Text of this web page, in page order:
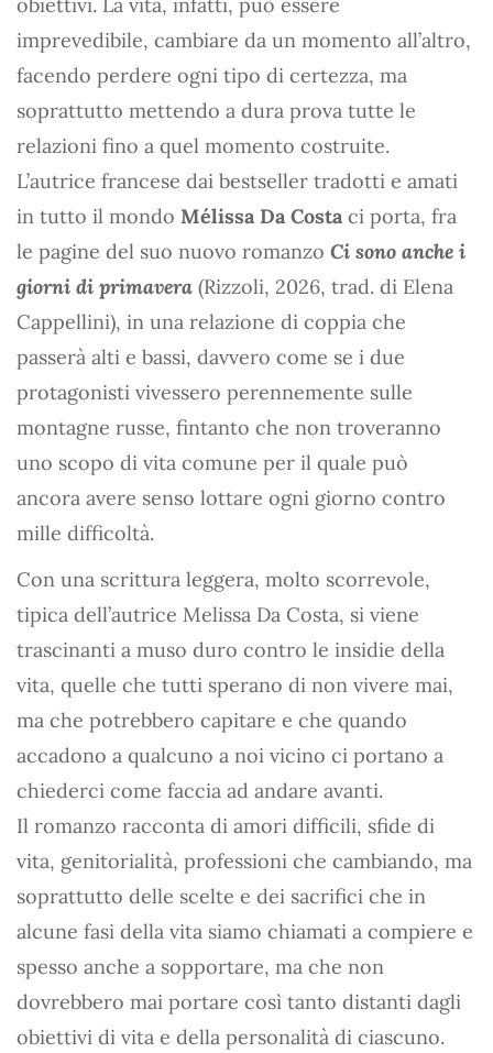
imprevedibile, cambiare da un momento all’altro,
facendo perdere ogni tipo di certezza, ma
soprattutto mettendo a dura prova tutte le
relazioni fino a quel momento costruite.
L’autrice francese dai bestseller tradotti e amati
in tutto il mondo Mélissa Da Costa ci porta, fra
le pagine del suo nuovo romanzo Ci sono anche i
giorni di primavera (Rizzoli, 2026, trad. di Elena
Cappellini), in una relazione di coppia che
passerà alti e bassi, davvero come se i due
protagonisti vivessero perennemente sulle
montagne russe, fintanto che non troveranno
uno scopo di vita comune per il quale può
ancora avere senso lottare ogni giorno contro
mille difficoltà.
Con una scrittura leggera, molto scorrevole,
tipica dell’autrice Melissa Da Costa, si viene
trascinanti a muso duro contro le insidie della
vita, quelle che tutti sperano di non vivere mai,
ma che potrebbero capitare e che quando
accadono a qualcuno a noi vicino ci portano a
chiederci come faccia ad andare avanti.
Il romanzo racconta di amori difficili, sfide di
vita, genitorialità, professioni che cambiando, ma
soprattutto delle scelte e dei sacrifici che in
alcune fasi della vita siamo chiamati a compiere e
spesso anche a sopportare, ma che non
dovrebbero mai portare così tanto distanti dagli
obiettivi di vita e della personalità di ciascuno.